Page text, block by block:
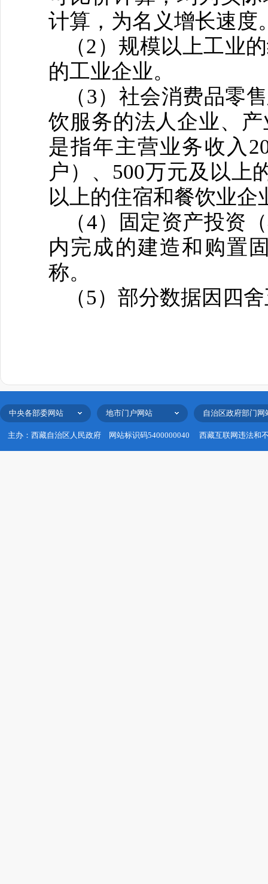
计算，为名义增长速度
（2 ）规模以上工业
的工业企业。
（3）社会消费品零
饮服务的法人企业、
是指年主营业务收入
户）、 500万元及以上
以上的住宿和餐饮业
（4）固定资产投资
内完成的建造和购置
称。
（5）部分数据因四
中央各部委网站 地市门户网站 自治区政府部门网
主办：西藏自治区人民政府 网站标识码5400000040 西藏互联网违法和